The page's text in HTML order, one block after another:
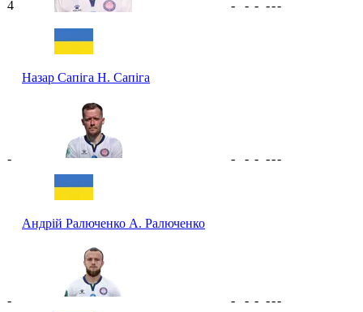
4
Назар Сапіга Н. Сапіга
- - - ---
-
Андрій Ралюченко А. Ралюченко
- - - ---
- - - - ---